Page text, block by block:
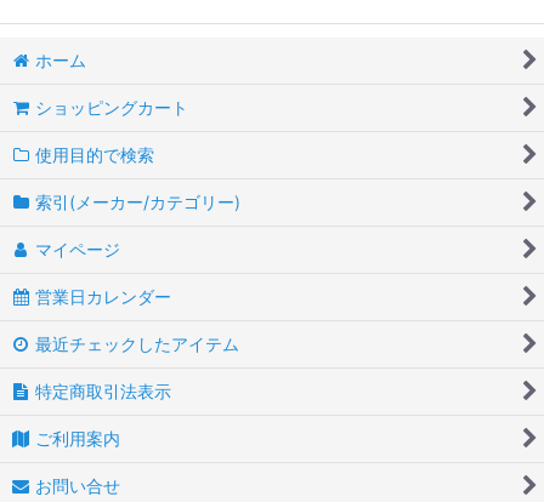
ホーム
ショッピングカート
使用目的で検索
索引(メーカー/カテゴリー)
マイページ
営業日カレンダー
最近チェックしたアイテム
特定商取引法表示
ご利用案内
お問い合せ